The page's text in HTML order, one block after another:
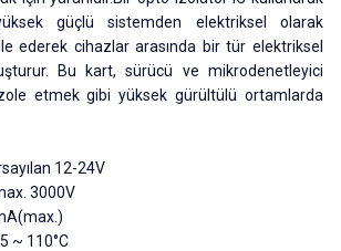
güçlü sistemden elektriksel olarak
ederek cihazlar arasında bir tür elektriksel
Bu kart, sürücü ve mikrodenetleyici
etmek gibi yüksek gürültülü ortamlarda
12-24V
3000V
~ 110°C